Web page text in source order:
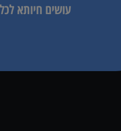
עושים חיותא